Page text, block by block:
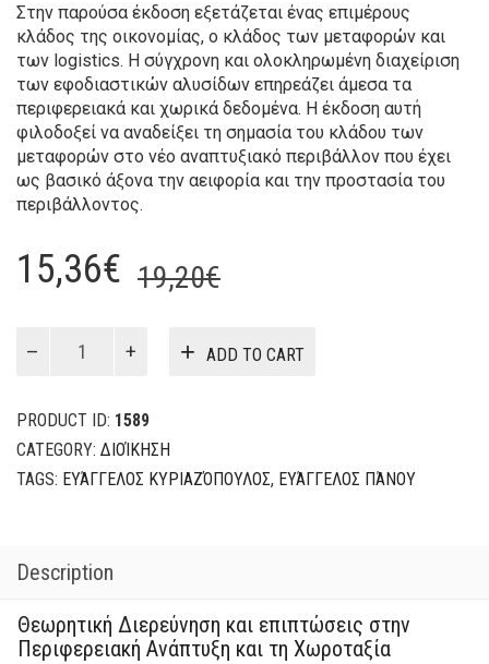
Στην παρούσα έκδοση εξετάζεται ένας επιμέρους
κλάδος της οικονομίας, ο κλάδος των μεταφορών και
των logistics. Η σύγχρονη και ολοκληρωμένη διαχείριση
των εφοδιαστικών αλυσίδων επηρεάζει άμεσα τα
περιφερειακά και χωρικά δεδομένα. Η έκδοση αυτή
φιλοδοξεί να αναδείξει τη σημασία του κλάδου των
μεταφορών στο νέο αναπτυξιακό περιβάλλον που έχει
ως βασικό άξονα την αειφορία και την προστασία του
περιβάλλοντος.
19,20€Original
was:
15,36€
Current
is:
quantity
ADD TO CART
PRODUCT ID: 1589
CATEGORY: ΔΙΟΊΚΗΣΗ
TAGS: ΕΥΆΓΓΕΛΟΣ ΚΥΡΙΑΖΌΠΟΥΛΟΣ, ΕΥΆΓΓΕΛΟΣ ΠΆΝΟΥ
Description
Θεωρητική Διερεύνηση και επιπτώσεις στην
Περιφερειακή Ανάπτυξη και τη Χωροταξία